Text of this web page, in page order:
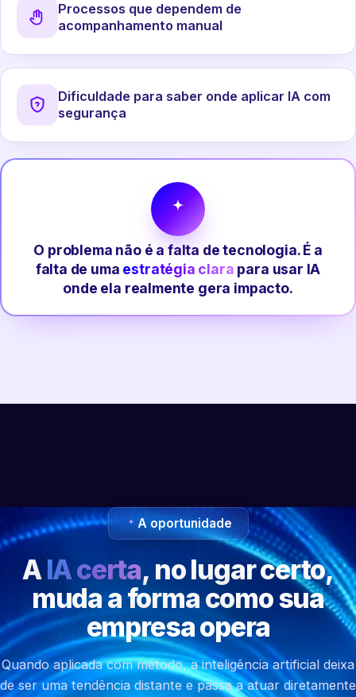
Processos que dependem de
acompanhamento manual
Dificuldade para saber onde aplicar IA com
segurança
O problema não é a falta de tecnologia. É a
falta de uma estratégia clara para usar IA
onde ela realmente gera impacto.
A oportunidade
AIA certa, no lugar certo,
muda a forma como sua
empresa opera
Quando aplicada com método, a inteligência artificial deixa
de ser uma tendência distante e passa a atuar diretamente